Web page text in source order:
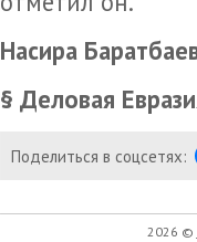
Насира
§ Деловая
Поделиться в соцсетях:
2026 ©